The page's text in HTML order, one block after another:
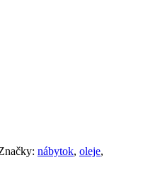
nábytok, oleje,